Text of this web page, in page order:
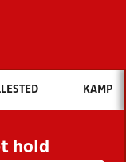
vil du søge efter?
OG NYHEDER
OG
KAMP
hold